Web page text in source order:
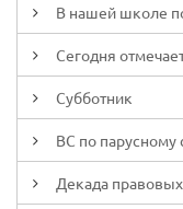
В нашей школе
Сегодня
Субботник
ВС по парусному
Декада